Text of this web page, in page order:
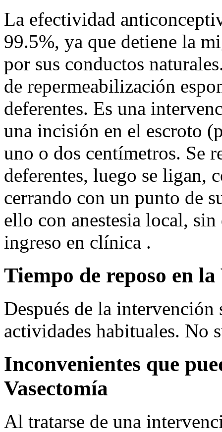
La efectividad
99.5%, ya que detiene la
por sus conductos
de repermeabilización
deferentes. Es una
una incisión en el escroto
uno o dos centímetros. Se
deferentes, luego se ligan,
cerrando con un punto de
ello con anestesia local,
ingreso en clínica .
Tiempo de reposo en la
Después de la
actividades habituales. No
Inconvenientes que
Vasectomía
Al tratarse de una